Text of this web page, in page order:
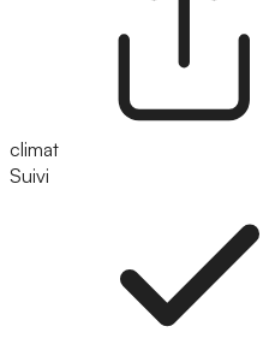
climat
Suivi